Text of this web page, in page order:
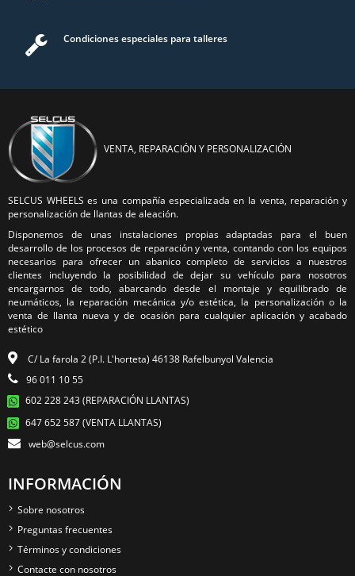
Condiciones especiales para talleres
VENTA, REPARACIÓN Y PERSONALIZACIÓN
SELCUS WHEELS es una compañía especializada en la venta, reparación y
personalización de llantas de aleación.
Disponemos de unas instalaciones propias adaptadas para el buen
desarrollo de los procesos de reparación y venta, contando con los equipos
necesarios para ofrecer un abanico completo de servicios a nuestros
clientes incluyendo la posibilidad de dejar su vehículo para nosotros
encargarnos de todo, abarcando desde el montaje y equilibrado de
neumáticos, la reparación mecánica y/o estética, la personalización o la
venta de llanta nueva y de ocasión para cualquier aplicación y acabado
estético
C/ La farola 2 (P.I. L'horteta) 46138 Rafelbunyol Valencia
96 011 10 55
602 228 243 (REPARACIÓN LLANTAS)
647 652 587 (VENTA LLANTAS)
web@selcus.com
INFORMACIÓN
Sobre nosotros
Preguntas frecuentes
Términos y condiciones
Contacte con nosotros